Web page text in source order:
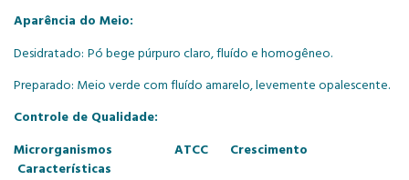
Aparência do Meio:
Desidratado: Pó bege púrpuro claro, fluído e homogêneo.
Preparado: Meio verde com fluído amarelo, levemente opalescente.
Controle de Qualidade:
Microrganismos ATCC Crescimento
Características